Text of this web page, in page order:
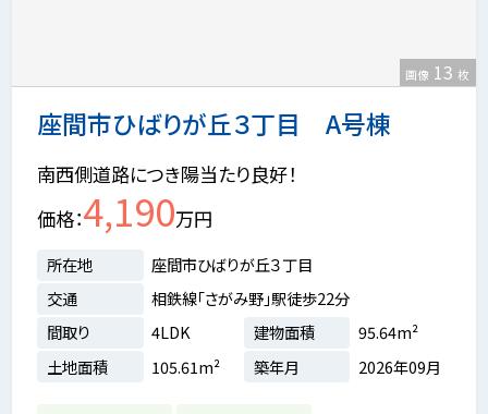
座間市ひばりが丘３丁目 A号棟
画像 13 枚
南西側道路につき陽当たり良好！
価格 4,190万円
所在地
座間市ひばりが丘３丁目
交通
相鉄線「さがみ野」駅徒歩22分
間取り
4LDK 建物面積
95.64m²
土地面積
105.61m² 築年月 2026年09月